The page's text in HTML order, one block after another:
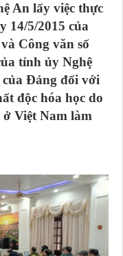
An lấy việc thực
14/5/2015 của
Công văn số
tỉnh ủy Nghệ
của Đảng đối với
độc hóa học do
Việt Nam làm